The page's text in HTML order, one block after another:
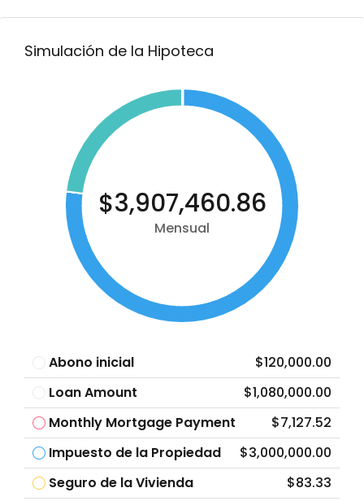
Simulación de la Hipoteca
$3,907,460.86
Mensual
Abono inicial
$120,000.00
Loan Amount
$1,080,000.00
Monthly Mortgage Payment
$7,127.52
Impuesto de la Propiedad
$3,000,000.00
Seguro de la Vivienda
$83.33